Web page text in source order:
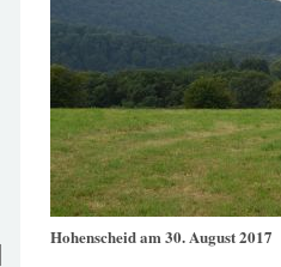
Hohenscheid am 30. August 2017